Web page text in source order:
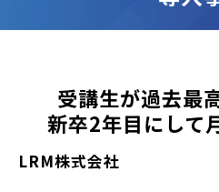
セミ
コラム
受講生が過去最
新卒2年目にして
LRM株式会社